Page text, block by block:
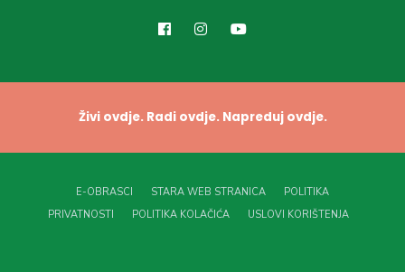
Živi ovdje. Radi ovdje. Napreduj ovdje.
E-OBRASCI STARA WEB STRANICA
POLITIKA
PRIVATNOSTI
POLITIKA KOLAČIĆA USLOVI KORIŠTENJA